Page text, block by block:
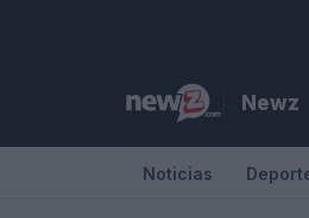
Newz
Noticias